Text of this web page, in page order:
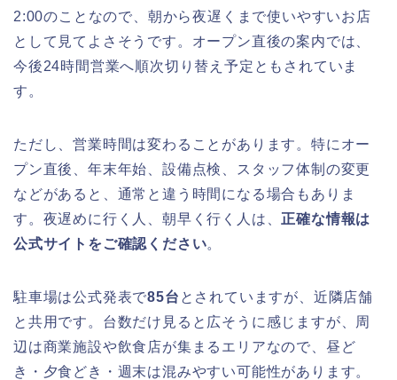
2:00のことなので、朝から夜遅くまで使いやすいお店
として見てよさそうです。オープン直後の案内では、
今後24時間営業へ順次切り替え予定ともされていま
す。
ただし、営業時間は変わることがあります。特にオー
プン直後、年末年始、設備点検、スタッフ体制の変更
などがあると、通常と違う時間になる場合もありま
す。夜遅めに行く人、朝早く行く人は、 正確な情報は
公式サイトをご確認ください。
駐車場は公式発表で85台 とされていますが、近隣店舗
と共用です。台数だけ見ると広そうに感じますが、周
辺は商業施設や飲食店が集まるエリアなので、昼ど
き・夕食どき・週末は混みやすい可能性があります。